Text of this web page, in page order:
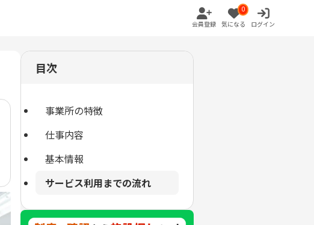
会員登録
0
気になる ログイン
目次
事業所の特徴
仕事内容
基本情報
サービス利用までの流れ